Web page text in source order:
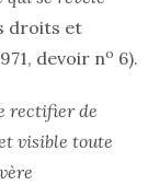
droits et
devoir no 6).
rectifier de
visible toute